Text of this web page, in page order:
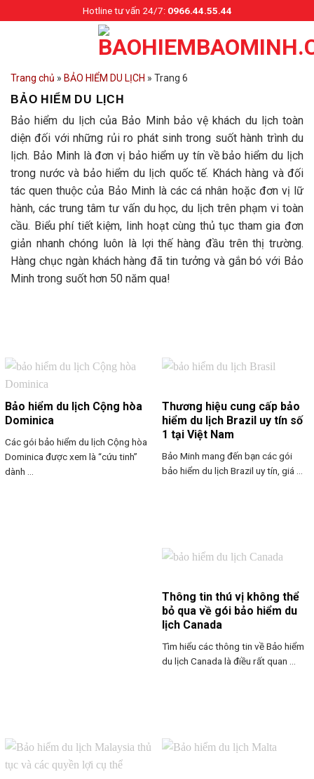
to
Hotline tư vấn 24/7:0966.44.55.44
Trang chủ » BẢO HIỂM DU LỊCH » Trang 6
BẢO HIỂM DU LỊCH
Bảo hiểm du lịch của Bảo Minh bảo vệ khách du lịch toàn
diện đối với những rủi ro phát sinh trong suốt hành trình du
lịch. Bảo Minh là đơn vị bảo hiểm uy tín về bảo hiểm du lịch
trong nước và bảo hiểm du lịch quốc tế. Khách hàng và đối
tác quen thuộc của Bảo Minh là các cá nhân hoặc đơn vị lữ
hành, các trung tâm tư vấn du học, du lịch trên phạm vi toàn
cầu. Biểu phí tiết kiệm, linh hoạt cùng thủ tục tham gia đơn
giản nhanh chóng luôn là lợi thế hàng đầu trên thị trường.
Hàng chục ngàn khách hàng đã tin tưởng và gắn bó với Bảo
Minh trong suốt hơn 50 năm qua!
Bảo hiểm du lịch Cộng hòa
Dominica
Các gói bảo hiểm du lịch Cộng hòa
Dominica được xem là “cứu tinh”
dành ...
Thương hiệu cung cấp bảo
hiểm du lịch Brazil uy tín số
1 tại Việt Nam
Bảo Minh mang đến bạn các gói
bảo hiểm du lịch Brazil uy tín, giá ...
Thông tin thú vị không thể
bỏ qua về gói bảo hiểm du
lịch Canada
Tìm hiểu các thông tin về Bảo hiểm
du lịch Canada là điều rất quan ...